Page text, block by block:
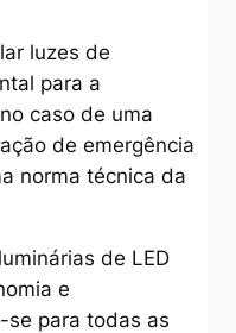
luzes de
para a
caso de uma
de emergência
norma técnica da
de LED
e
para todas as